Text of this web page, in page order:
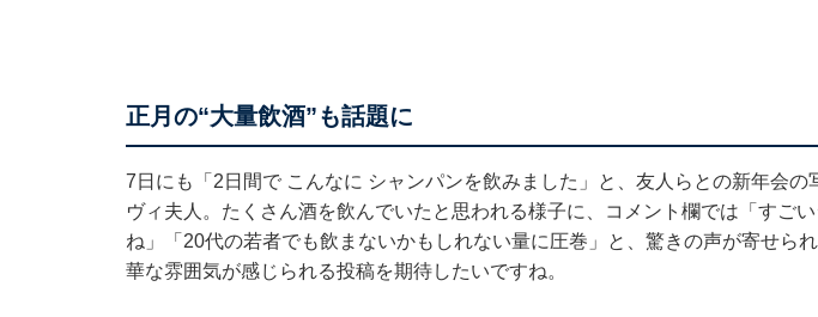
正月の“大量飲酒”も話題に
7日にも「2日間で こんなに シャンパンを飲みました」と、友人らとの新年会の
ヴィ夫人。たくさん酒を飲んでいたと思われる様子に、コメント欄では「すご
ね」「20代の若者でも飲まないかもしれない量に圧巻」と、驚きの声が寄せら
華な雰囲気が感じられる投稿を期待したいですね。